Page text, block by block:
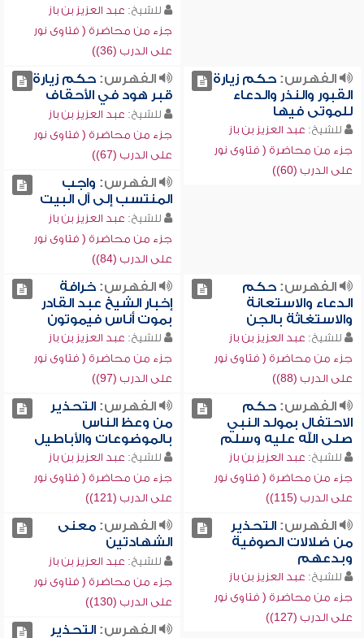
للشيخ: عبد العزيز بن باز
جزء من محاضرة ( فتاوى نور
على الدرب (36))
الفهرس:حكم زيارة
القبور والنذر والدعاء
للموتى فيها
للشيخ: عبد العزيز بن باز
جزء من محاضرة ( فتاوى نور
على الدرب (60))
الفهرس:حكم زيارة
قبر هود في الأحقاف
للشيخ: عبد العزيز بن باز
جزء من محاضرة ( فتاوى نور
على الدرب (67))
الفهرس: واجب
المنتسب إلى آل البيت
للشيخ: عبد العزيز بن باز
جزء من محاضرة ( فتاوى نور
على الدرب (84))
الفهرس:حكم
الدعاء والاستعانة
والاستغاثة بالجن
للشيخ: عبد العزيز بن باز
جزء من محاضرة ( فتاوى نور
على الدرب (88))
الفهرس:خرافة
إخبار الشيخ عبد القادر
بموت أناس فيموتون
للشيخ: عبد العزيز بن باز
جزء من محاضرة ( فتاوى نور
على الدرب (97))
الفهرس:حكم
الاحتفال بمولد النبي
صلى الله عليه وسلم
للشيخ: عبد العزيز بن باز
جزء من محاضرة ( فتاوى نور
على الدرب (115))
الفهرس:التحذير
من وعظ الناس
بالموضوعات والأباطيل
للشيخ: عبد العزيز بن باز
جزء من محاضرة ( فتاوى نور
على الدرب (121))
الفهرس:التحذير
من ضلالات الصوفية
وبدعهم
للشيخ: عبد العزيز بن باز
جزء من محاضرة ( فتاوى نور
على الدرب (127))
الفهرس:معنى
الشهادتين
للشيخ: عبد العزيز بن باز
جزء من محاضرة ( فتاوى نور
على الدرب (130))
الفهرس:التحذير